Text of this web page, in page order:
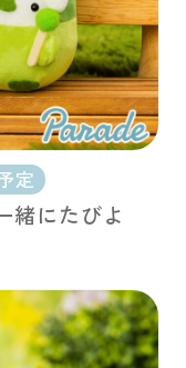
定
緒にたびよ